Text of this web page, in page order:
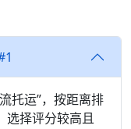
托运”，按距离排
选择评分较高且